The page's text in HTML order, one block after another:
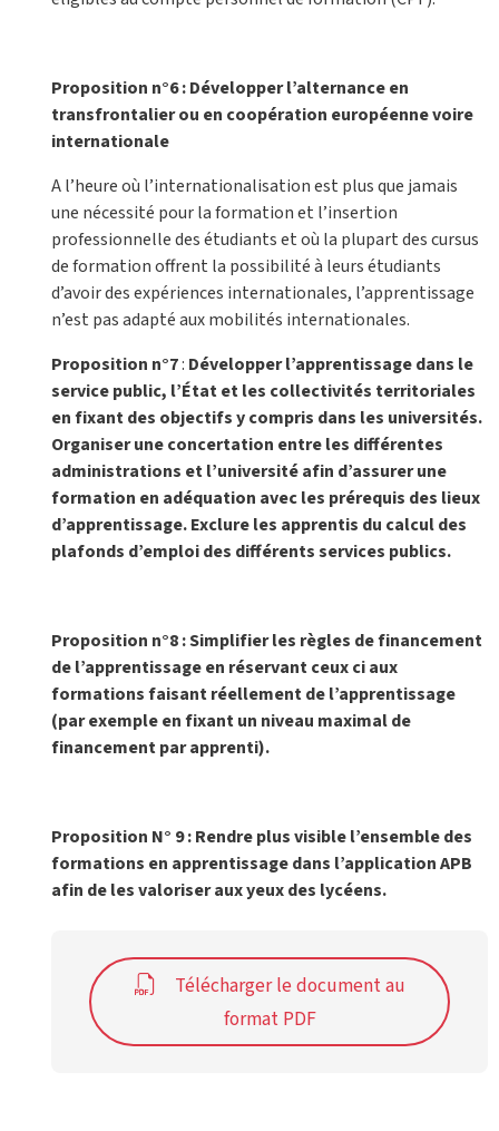
Proposition n°6 : Développer l’alternance en
transfrontalier ou en coopération européenne voire
internationale
A l’heure où l’internationalisation est plus que jamais
une nécessité pour la formation et l’insertion
professionnelle des étudiants et où la plupart des cursus
de formation offrent la possibilité à leurs étudiants
d’avoir des expériences internationales, l’apprentissage
n’est pas adapté aux mobilités internationales.
Proposition n°7: Développer l’apprentissage dans le
service public, l’État et les collectivités territoriales
en fixant des objectifs y compris dans les universités.
Organiser une concertation entre les différentes
administrations et l’université afin d’assurer une
formation en adéquation avec les prérequis des lieux
d’apprentissage. Exclure les apprentis du calcul des
plafonds d’emploi des différents services publics.
Proposition n°8 : Simplifier les règles de financement
de l’apprentissage en réservant ceux ci aux
formations faisant réellement de l’apprentissage
(par exemple en fixant un niveau maximal de
financement par apprenti).
Proposition N° 9 : Rendre plus visible l’ensemble des
formations en apprentissage dans l’application APB
afin de les valoriser aux yeux des lycéens.
Télécharger le document au
format PDF